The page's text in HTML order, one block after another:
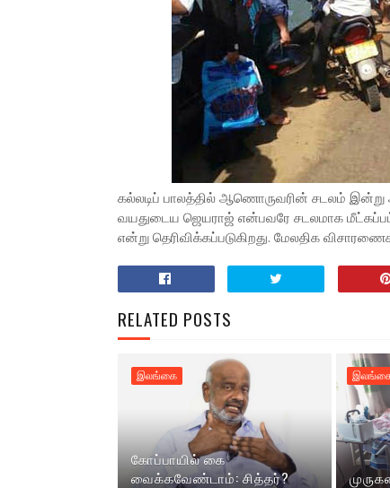
கல்லடிப் பாலத்தில் ஆணொருவரின் சடலம்
வயதுடைய ஜெயராஜ் என்பவரே சடலமாக
என்று தெரிவிக்கப்படுகிறது. மேலதிக
RELATED POSTS
இலங்கை
கோப்பாயில் கை
வைக்கவேண்டாம்: சித்தர்?